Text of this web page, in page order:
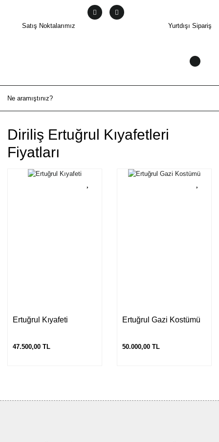
Satış Noktalarımız Yurtdışı Sipariş
Diriliş Ertuğrul Kıyafetleri
Fiyatları
Ertuğrul Kıyafeti
47.500,00 TL
Ertuğrul Gazi Kostümü
50.000,00 TL